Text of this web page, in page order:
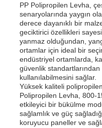
PP Polipropilen Levha,
senaryolarında yaygın
derece dayanıklı bir
geciktirici özellikleri
yanmaz olduğundan,
ortamlar için ideal bir
endüstriyel ortamlarda,
güvenlik
kullanılabilmesini sağlar.
Yüksek kaliteli
Polipropilen Levha, 800-
etkileyici bir bükülme
sağlamlık ve güç
koruyucu paneller ve